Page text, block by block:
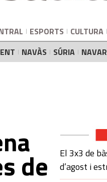
ESPORTS CULTURA
NAVÀS SÚRIA
de
El 3x3 de
d’agost i